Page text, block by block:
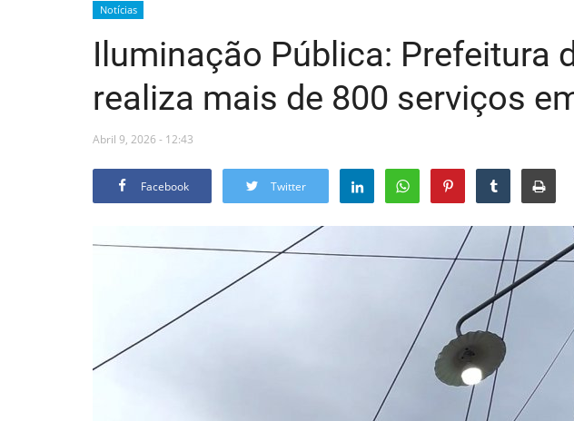
Notícias
Iluminação Pública: Prefeitura
realiza mais de 800 serviços
Abril 9, 2026 - 12:43
Facebook Twitter